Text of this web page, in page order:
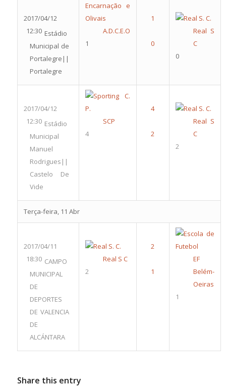
2017/04/12
12:30 Estádio
Municipal de
Portalegre||
Portalegre
A.D.C.E.O
1
Real S
C
0
2017/04/12
12:30 Estádio
Municipal
Manuel
Rodrigues||
Castelo De
Vide
SCP
4
Real S
C
2
Terça-feira, 11 Abr
2017/04/11
18:30 CAMPO
MUNICIPAL
DE
DEPORTES
DE VALENCIA
DE
ALCÁNTARA
Real S C
2
EF
Belém-
Oeiras
1
Share this entry